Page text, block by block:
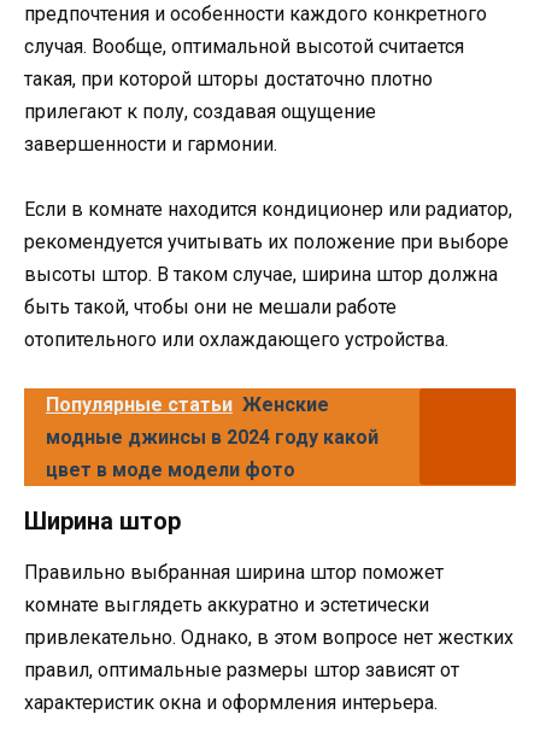
предпочтения и особенности каждого конкретного
случая. Вообще, оптимальной высотой считается
такая, при которой шторы достаточно плотно
прилегают к полу, создавая ощущение
завершенности и гармонии.
Если в комнате находится кондиционер или радиатор,
рекомендуется учитывать их положение при выборе
высоты штор. В таком случае, ширина штор должна
быть такой, чтобы они не мешали работе
отопительного или охлаждающего устройства.
Популярные статьи Женские
модные джинсы в 2024 году какой
цвет в моде модели фото
Ширина штор
Правильно выбранная ширина штор поможет
комнате выглядеть аккуратно и эстетически
привлекательно. Однако, в этом вопросе нет жестких
правил, оптимальные размеры штор зависят от
характеристик окна и оформления интерьера.